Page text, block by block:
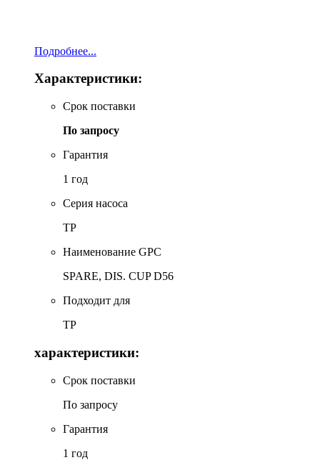
Подробнее...
Характеристики:
Срок поставки
По запросу
Гарантия
1 год
Серия насоса
TP
Наименование GPC
SPARE, DIS. CUP D56
Подходит для
TP
характеристики:
Срок поставки
По запросу
Гарантия
1 год